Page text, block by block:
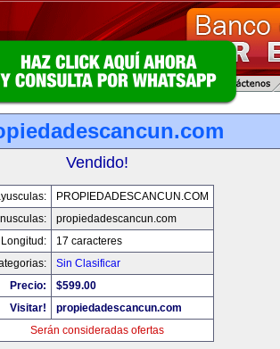
Vendido!
PROPIEDADESCANCUN.COM
propiedadescancun.com
Longitud:
17 caracteres
Sin Clasificar
Precio:
$599.00
Visitar!
propiedadescancun.com
Serán consideradas ofertas